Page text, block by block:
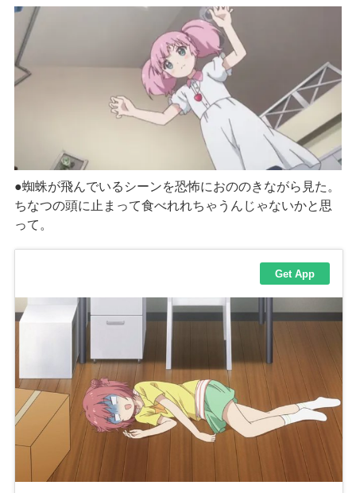
●蜘蛛が飛んでいるシーンを恐怖におののきながら見た。
ちなつの頭に止まって食べれれちゃう んじゃないかと思
って。